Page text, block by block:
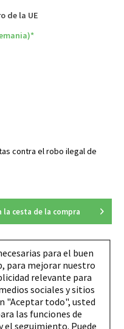
de la UE
contra el robo ilegal de
la cesta de la compra
para el buen
para mejorar nuestro
relevante para
sociales y sitios
"Aceptar todo", usted
las funciones de
el seguimiento. Puede